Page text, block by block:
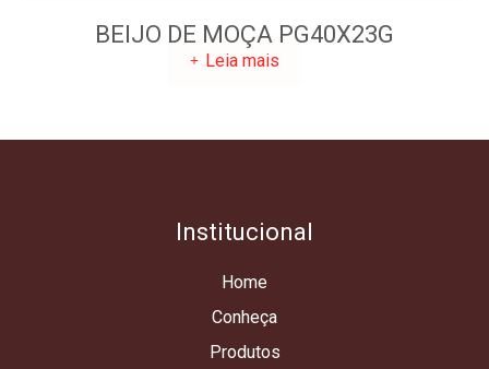
BEIJO DE MOÇA PG40X23G
Leia mais
Institucional
Home
Conheça
Produtos